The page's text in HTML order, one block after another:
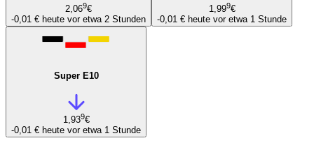
2,069€
-0,01 € heute vor etwa 2 Stunden
1,999€
-0,01 € heute vor etwa 1 Stunde
Super E10
1,939€
-0,01 € heute vor etwa 1 Stunde